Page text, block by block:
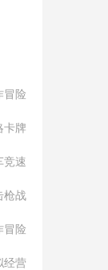
冒险
卡牌
竞速
枪战
冒险
经营